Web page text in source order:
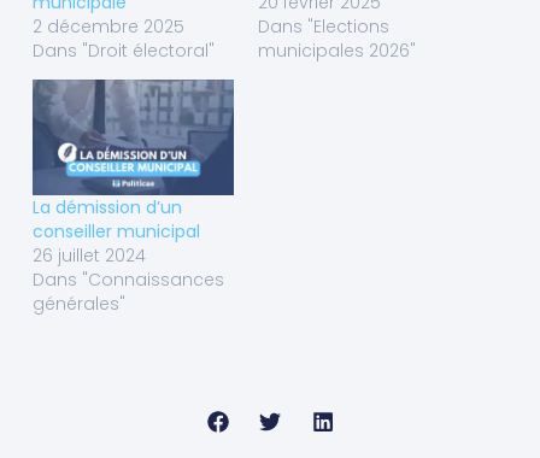
2 décembre 2025
Dans "Droit électoral"
Dans "Elections
municipales 2026"
La démission d’un
conseiller municipal
26 juillet 2024
Dans "Connaissances
générales"